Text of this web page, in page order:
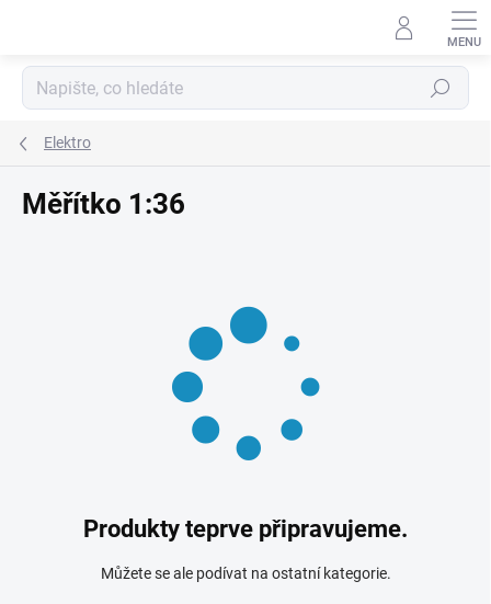
Hledat
Elektro
Měřítko 1:36
Produkty teprve připravujeme.
Můžete se ale podívat na ostatní kategorie.